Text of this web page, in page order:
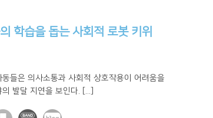
학습을 돕는 사회적 로봇 키위
들은 의사소통과 사회적 상호작용이 어려움을
발달 지연을 보인다. [...]